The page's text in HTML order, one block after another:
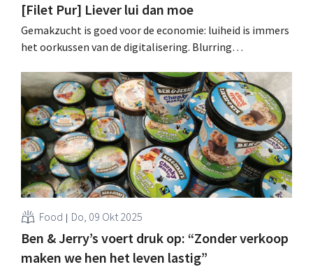
[Filet Pur] Liever lui dan moe
Gemakzucht is goed voor de economie: luiheid is immers
het oorkussen van de digitalisering. Blurring
En wat hebben frisdrank en tandpasta gemeen? Filet
Pur heeft weer wat bijgeleerd. .
Food Do, 09 Okt 2025
Ben & Jerry’s voert druk op: “Zonder verkoop
maken we hen het leven lastig”